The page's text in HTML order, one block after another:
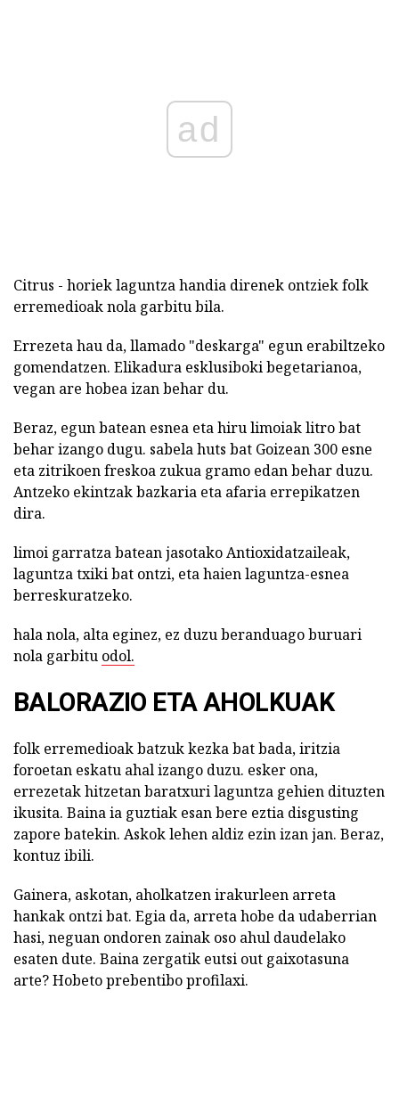
ad
Citrus - horiek laguntza handia direnek ontziek folk
erremedioak nola garbitu bila.
Errezeta hau da, llamado "deskarga" egun erabiltzeko
gomendatzen. Elikadura esklusiboki begetarianoa,
vegan are hobea izan behar du.
Beraz, egun batean esnea eta hiru limoiak litro bat
behar izango dugu. sabela huts bat Goizean 300 esne
eta zitrikoen freskoa zukua gramo edan behar duzu.
Antzeko ekintzak bazkaria eta afaria errepikatzen
dira.
limoi garratza batean jasotako Antioxidatzaileak,
laguntza txiki bat ontzi, eta haien laguntza-esnea
berreskuratzeko.
hala nola, alta eginez, ez duzu beranduago buruari
nola garbitu odol.
BALORAZIO ETA AHOLKUAK
folk erremedioak batzuk kezka bat bada, iritzia
foroetan eskatu ahal izango duzu. esker ona,
errezetak hitzetan baratxuri laguntza gehien dituzten
ikusita. Baina ia guztiak esan bere eztia disgusting
zapore batekin. Askok lehen aldiz ezin izan jan. Beraz,
kontuz ibili.
Gainera, askotan, aholkatzen irakurleen arreta
hankak ontzi bat. Egia da, arreta hobe da udaberrian
hasi, neguan ondoren zainak oso ahul daudelako
esaten dute. Baina zergatik eutsi out gaixotasuna
arte? Hobeto prebentibo profilaxi.